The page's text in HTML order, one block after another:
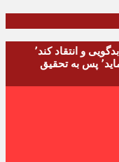
امام علی (ع) می فرماید : هر کس از خود بدگویی و انتقاد کند٬
خود را اصلاح کرده و هر کس خودستایی نماید٬ پس به تحقیق